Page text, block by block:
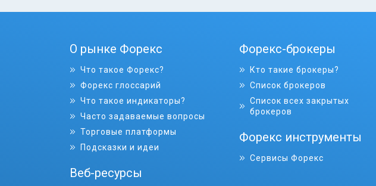
О рынке Форекс
Что такое Форекс?
Форекс глоссарий
Что такое индикаторы?
Часто задаваемые вопросы
Торговые платформы
Подсказки и идеи
Веб-ресурсы
Форекс-брокеры
Кто такие брокеры?
Список брокеров
Список всех закрытых
брокеров
Форекс инструменты
Сервисы Форекс